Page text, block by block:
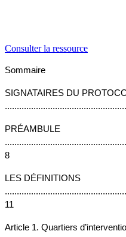
Consulter la ressource
Sommaire
SIGNATAIRES DU
PRÉAMBULE
8
LES DÉFINITIONS
11
Article 1. Quartiers